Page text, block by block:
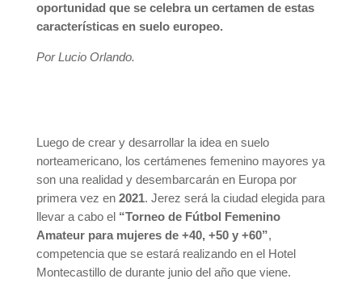
oportunidad que se celebra un certamen de estas
características en suelo europeo.
Por Lucio Orlando.
Luego de crear y desarrollar la idea en suelo
norteamericano, los certámenes femenino mayores ya
son una realidad y desembarcarán en Europa por
primera vez en2021. Jerez será la ciudad elegida para
llevar a cabo el “Torneo de Fútbol Femenino
Amateur para mujeres de +40, +50 y +60”,
competencia que se estará realizando en el Hotel
Montecastillo de durante junio del año que viene.